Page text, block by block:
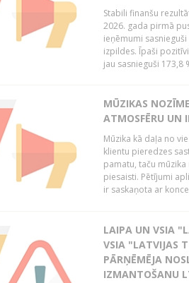
Stabili finanšu
2026. gada pirmā
ieņēmumi
izpildes. Īpaši
jau sasnieguši 173,8
MŪZIKAS
ATMOSFĒRU UN
Mūzika kā daļa no
klientu pieredzes
pamatu, taču
piesaisti. Pētījumi
ir saskaņota ar
LAIPA UN VSIA
VSIA "LATVIJAS
PĀRŅĒMĒJA
IZMANTOŠANU